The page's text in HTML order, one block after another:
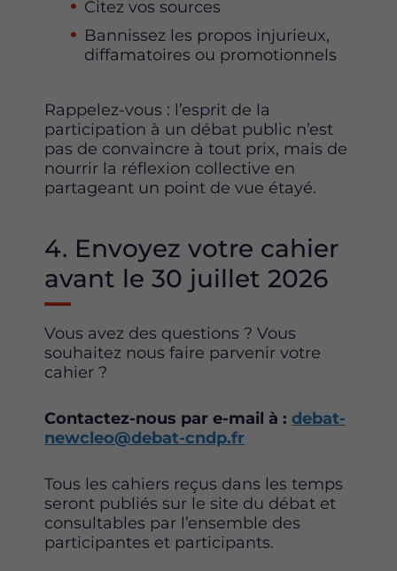
Citez vos sources
Bannissez les propos injurieux,
diffamatoires ou promotionnels
Rappelez-vous : l’esprit de la
participation à un débat public n’est
pas de convaincre à tout prix, mais de
nourrir la réflexion collective en
partageant un point de vue étayé.
4. Envoyez votre cahier
avant le 30 juillet 2026
Vous avez des questions ? Vous
souhaitez nous faire parvenir votre
cahier ?
Contactez-nous par e-mail à : debat-
newcleo@debat-cndp.fr
Tous les cahiers reçus dans les temps
seront publiés sur le site du débat et
consultables par l’ensemble des
participantes et participants.